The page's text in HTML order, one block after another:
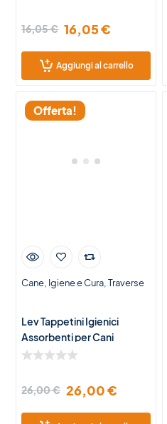
16,05€ 16,05€
Aggiungi al carrello
Offerta!
Cane Igiene e Cura Traverse
Lev Tappetini Igienici
Assorbenti per Cani
60x90cm – 100pcs
26,00€ 26,00€